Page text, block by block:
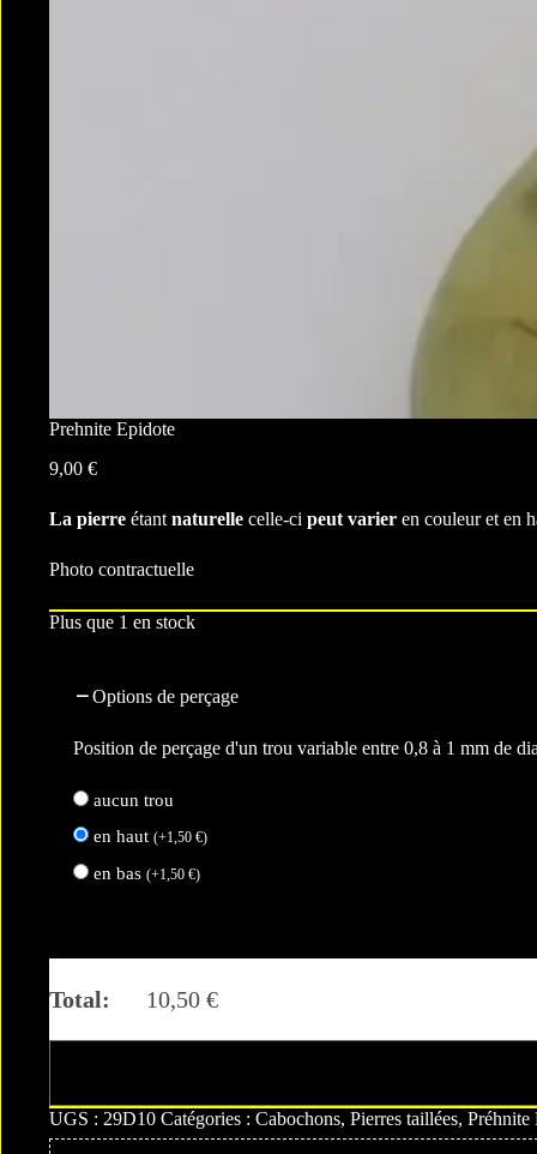
Prehnite Epidote
9,00 €
La pierre étant naturelle celle-ci peut varier en couleur et en
Photo contractuelle
Plus que 1 en stock
Options de perçage
Position de perçage d'un trou variable entre 0,8 à 1 mm de
aucun trou
en haut (+1,50 €)
en bas (+1,50 €)
Total: 10,50 €
A
l
UGS : 29D10 Catégories : Cabochons, Pierres taillées, Préhnite